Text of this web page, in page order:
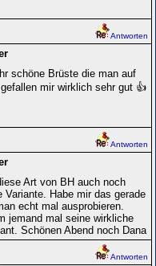
Antworten
schöne Brüste die man auf
mir wirklich sehr gut 👍
Antworten
Art von BH auch noch
Habe mir das gerade
echt mal ausprobieren.
jemand mal seine wirkliche
Schönen Abend noch Dana
Antworten